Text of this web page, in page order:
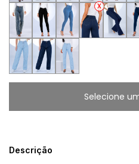
Descrição